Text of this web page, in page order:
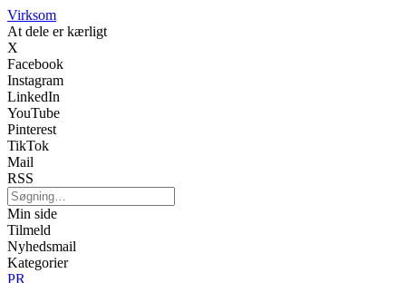
Virksom
At dele er kærligt
X
Facebook
Instagram
LinkedIn
YouTube
Pinterest
TikTok
Mail
RSS
Min side
Tilmeld
Nyhedsmail
Kategorier
PR